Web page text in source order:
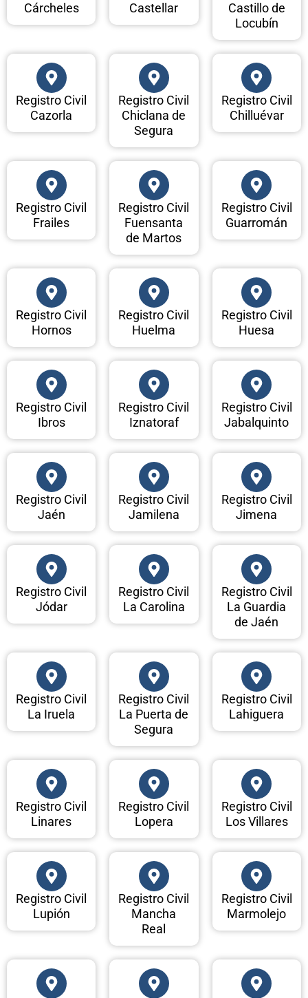
Cárcheles
Castellar
Castillo de
Locubín
Registro Civil
Cazorla
Registro Civil
Chiclana de
Segura
Registro Civil
Chilluévar
Registro Civil
Frailes
Registro Civil
Fuensanta
de Martos
Registro Civil
Guarromán
Registro Civil
Hornos
Registro Civil
Huelma
Registro Civil
Huesa
Registro Civil
Ibros
Registro Civil
Iznatoraf
Registro Civil
Jabalquinto
Registro Civil
Jaén
Registro Civil
Jamilena
Registro Civil
Jimena
Registro Civil
Jódar
Registro Civil
La Carolina
Registro Civil
La Guardia
de Jaén
Registro Civil
La Iruela
Registro Civil
La Puerta de
Segura
Registro Civil
Lahiguera
Registro Civil
Linares
Registro Civil
Lopera
Registro Civil
Los Villares
Registro Civil
Lupión
Registro Civil
Mancha
Real
Registro Civil
Marmolejo